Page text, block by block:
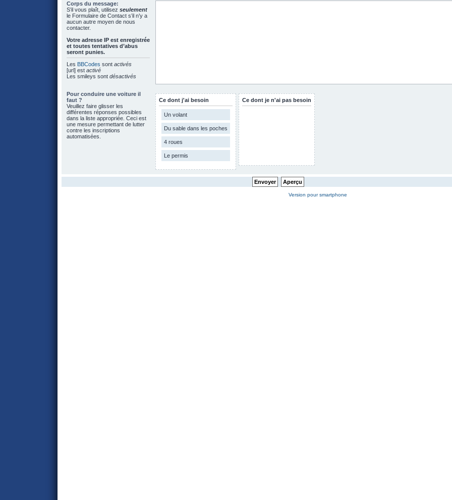
Corps du message:
S’il vous plaît, utilisez seulement
le Formulaire de Contact s’il n’y a
aucun autre moyen de nous
contacter.
Votre adresse ΙΡ est enregistrée
et toutes tentatives d’abus
seront punies.
Les BBCodes sont activés
[url] est activé
Les smileys sont désactivés
Pour conduire une voiture il
faut ?
Veuillez faire glisser les
différentes réponses possibles
dans la liste appropriée. Ceci est
une mesure permettant de lutter
contre les inscriptions
automatisées.
Ce dont j'ai besoin
Un volant
Du sable dans les poches
4 roues
Le permis
Ce dont je n'ai pas besoin
Version pour smartphone